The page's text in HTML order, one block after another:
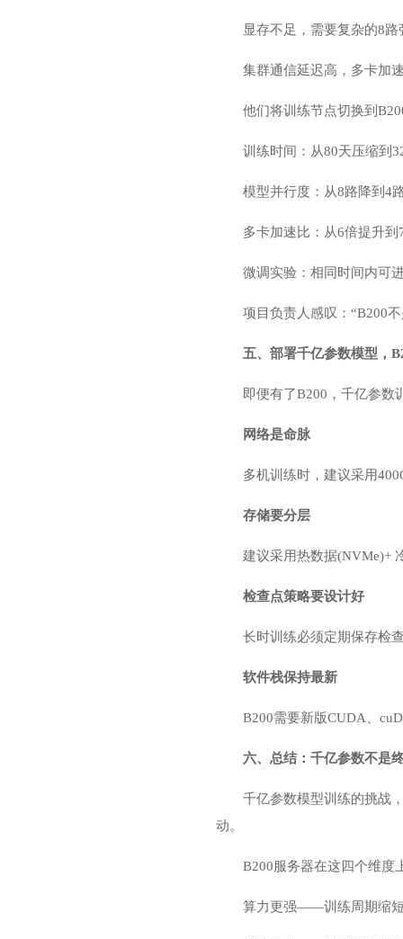
显存不足，需要复杂的8
集群通信延迟高，多卡加
他们将训练节点切换到
训练时间：从80天压缩到
模型并行度：从8路降到4
多卡加速比：从6倍提升
微调实验：相同时间内可
项目负责人感叹：“B200
五、部署千亿参数模型，
即便有了B200，千亿参数
网络是命脉
多机训练时，建议采用
存储要分层
建议采用热数据(NVMe)+
检查点策略要设计好
长时训练必须定期保存检
软件栈保持最新
B200需要新版CUDA、
六、总结：千亿参数不是
千亿参数模型训练的挑战
动。
B200服务器在这四个维度
算力更强——训练周期缩